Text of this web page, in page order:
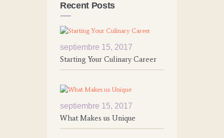
Recent Posts
septiembre 15, 2017
Starting Your Culinary Career
septiembre 15, 2017
What Makes us Unique